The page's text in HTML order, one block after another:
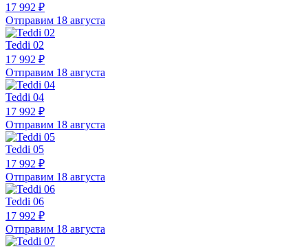
17 992 ₽
Отправим 18 августа
Teddi 02
17 992 ₽
Отправим 18 августа
Teddi 04
17 992 ₽
Отправим 18 августа
Teddi 05
17 992 ₽
Отправим 18 августа
Teddi 06
17 992 ₽
Отправим 18 августа